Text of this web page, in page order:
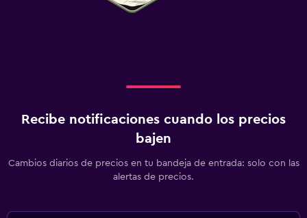
Recibe notificaciones cuando los precios
bajen
Cambios diarios de precios en tu bandeja de entrada: solo con las
alertas de precios.